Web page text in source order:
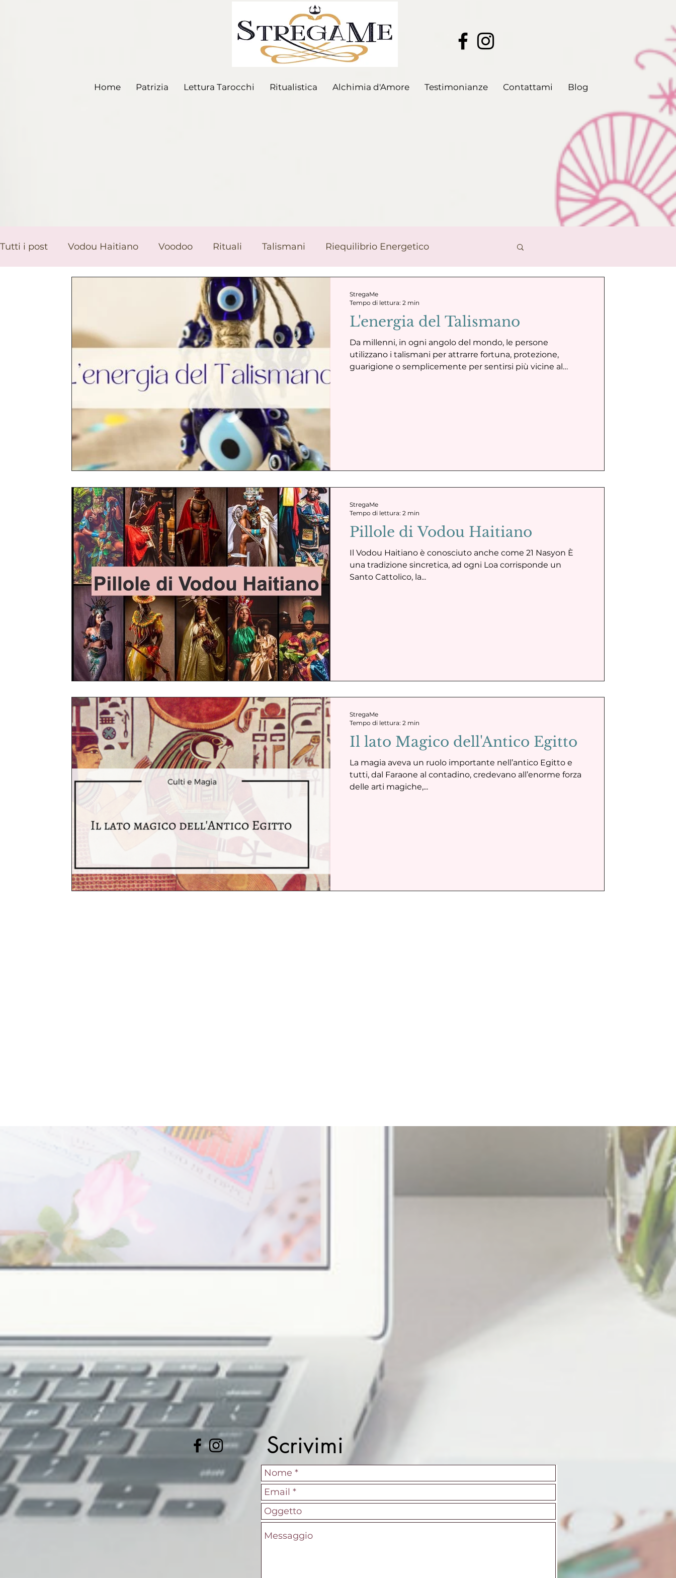
Home Patrizia Lettura Tarocchi Ritualistica Alchimia d'Amore Testimonianze Contattami Blog
Tutti i post Vodou Haitiano Voodoo Rituali Talismani Riequilibrio Energetico
Tarocchi e Cartomanzia Moda e Esoterismo
L'energia del Talismano
Da millenni, in ogni angolo del mondo, le persone
utilizzano i talismani per attrarre fortuna, protezione,
guarigione o semplicemente per sentirsi più vicine al
StregaMe
Tempo di lettura: 2 min
Pillole di Vodou Haitiano
Il Vodou Haitiano è conosciuto anche come 21 Nasyon È
una tradizione sincretica, ad ogni Loa corrisponde un
Santo Cattolico, la...
StregaMe
Tempo di lettura: 2 min
Il lato Magico dell'Antico Egitto
La magia aveva un ruolo importante nell’antico Egitto e
tutti, dal Faraone al contadino, credevano all’enorme forza
delle arti magiche,...
StregaMe
Tempo di lettura: 2 min
Scrivimi